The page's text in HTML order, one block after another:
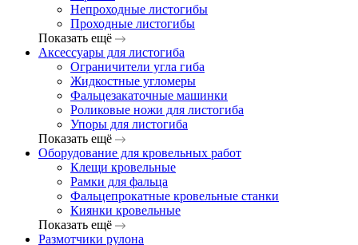
Непроходные листогибы
Проходные листогибы
Показать ещё
Аксессуары для листогиба
Ограничители угла гиба
Жидкостные угломеры
Фальцезакаточные машинки
Роликовые ножи для листогиба
Упоры для листогиба
Показать ещё
Оборудование для кровельных работ
Клещи кровельные
Рамки для фальца
Фальцепрокатные кровельные станки
Киянки кровельные
Показать ещё
Размотчики рулона